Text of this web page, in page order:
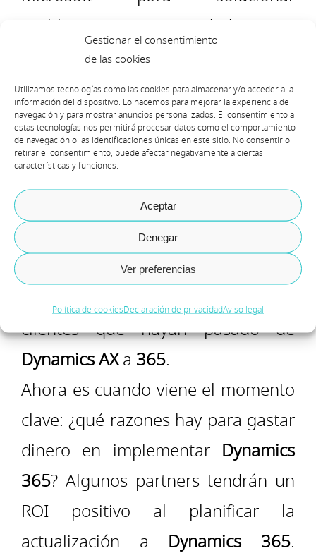
Gestionar el consentimiento
de las cookies
Utilizamos tecnologías como las cookies para almacenar y/o acceder a la
información del dispositivo. Lo hacemos para mejorar la experiencia de
navegación y para mostrar anuncios personalizados. El consentimiento a
estas tecnologías nos permitirá procesar datos como el comportamiento
de navegación o las identificaciones únicas en este sitio. No consentir o
retirar el consentimiento, puede afectar negativamente a ciertas
características y funciones.
Aceptar
Denegar
Ver preferencias
Política de cookiesDeclaración de privacidadAviso legal
problemas, para seguridad y otros
recursos. Para ello, el cliente tendrá
que hablar con su partner para ver
si merece la pena cambiar a
Dynamics 365, asegurarse de estar
al día en el plan Microsoft
Enhancement para disfrutar del
descuento del 40% a la hora de
actualizar aDynamics 365
conocer su experiencia en otros
clientes que hayan pasado de
Dynamics AXa 365.
Ahora es cuando viene el momento
clave: ¿qué razones hay para gastar
dinero en implementar Dynamics
365? Algunos partners tendrán un
ROI positivo al planificar la
actualización a Dynamics 365.